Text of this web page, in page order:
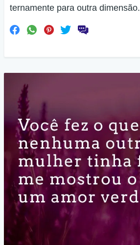
ternamente para outra dimensão.